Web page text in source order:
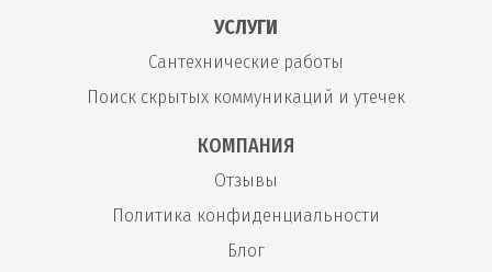
УСЛУГИ
Сантехнические работы
Поиск скрытых коммуникаций и утечек
КОМПАНИЯ
Отзывы
Политика конфиденциальности
Блог